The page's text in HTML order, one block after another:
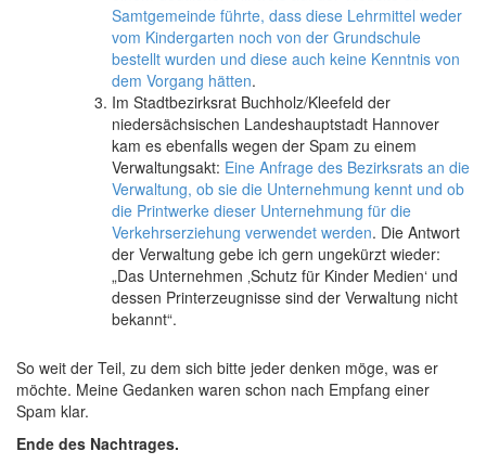
Samtgemeinde führte, dass diese Lehrmittel weder
vom Kindergarten noch von der Grundschule
bestellt wurden und diese auch keine Kenntnis von
dem Vorgang hätten.
Im Stadtbezirksrat Buchholz/Kleefeld der
niedersächsischen Landeshauptstadt Hannover
kam es ebenfalls wegen der Spam zu einem
Verwaltungsakt: Eine Anfrage des Bezirksrats an die
Verwaltung, ob sie die Unternehmung kennt und ob
die Printwerke dieser Unternehmung für die
Verkehrserziehung verwendet werden. Die Antwort
der Verwaltung gebe ich gern ungekürzt wieder:
„Das Unternehmen ‚Schutz für Kinder Medien‘ und
dessen Printerzeugnisse sind der Verwaltung nicht
bekannt“.
So weit der Teil, zu dem sich bitte jeder denken möge, was er
möchte. Meine Gedanken waren schon nach Empfang einer
Spam klar.
Ende des Nachtrages.